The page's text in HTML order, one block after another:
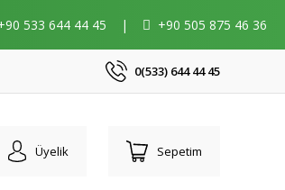
533 644 44 45 | +90 505 875 46 36
0(533) 644 44 45
Üyelik Sepetim